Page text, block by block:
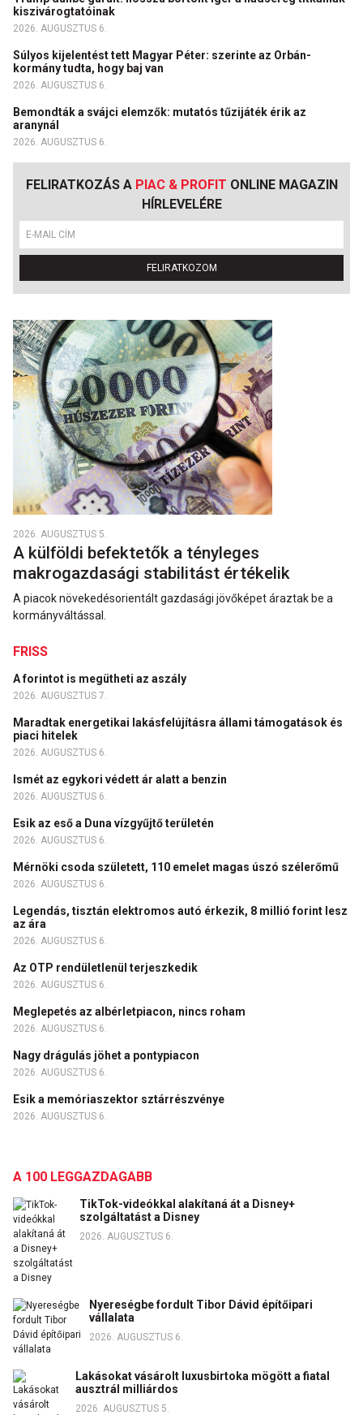
kiszivárogtatóinak
2026. AUGUSZTUS 6.
Súlyos kijelentést tett Magyar Péter: szerinte az Orbán-
kormány tudta, hogy baj van
2026. AUGUSZTUS 6.
Bemondták a svájci elemzők: mutatós tűzijáték érik az
aranynál
2026. AUGUSZTUS 6.
FELIRATKOZÁS A PIAC & PROFIT ONLINE MAGAZIN
HÍRLEVELÉRE
FELIRATKOZOM
2026. AUGUSZTUS 5.
A külföldi befektetők a tényleges
makrogazdasági stabilitást értékelik
A piacok növekedésorientált gazdasági jövőképet áraztak be a
kormányváltással.
FRISS
A forintot is megütheti az aszály
2026. AUGUSZTUS 7.
Maradtak energetikai lakásfelújításra állami támogatások és
piaci hitelek
2026. AUGUSZTUS 6.
Ismét az egykori védett ár alatt a benzin
2026. AUGUSZTUS 6.
Esik az eső a Duna vízgyűjtő területén
2026. AUGUSZTUS 6.
Mérnöki csoda született, 110 emelet magas úszó szélerőmű
2026. AUGUSZTUS 6.
Legendás, tisztán elektromos autó érkezik, 8 millió forint lesz
az ára
2026. AUGUSZTUS 6.
Az OTP rendületlenül terjeszkedik
2026. AUGUSZTUS 6.
Meglepetés az albérletpiacon, nincs roham
2026. AUGUSZTUS 6.
Nagy drágulás jöhet a pontypiacon
2026. AUGUSZTUS 6.
Esik a memóriaszektor sztárrészvénye
2026. AUGUSZTUS 6.
A 100 LEGGAZDAGABB
TikTok-videókkal alakítaná át a Disney+
szolgáltatást a Disney
2026. AUGUSZTUS 6.
Nyereségbe fordult Tibor Dávid építőipari
vállalata
2026. AUGUSZTUS 6.
Lakásokat vásárolt luxusbirtoka mögött a fiatal
ausztrál milliárdos
2026. AUGUSZTUS 5.